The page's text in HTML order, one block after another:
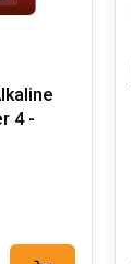
4 -